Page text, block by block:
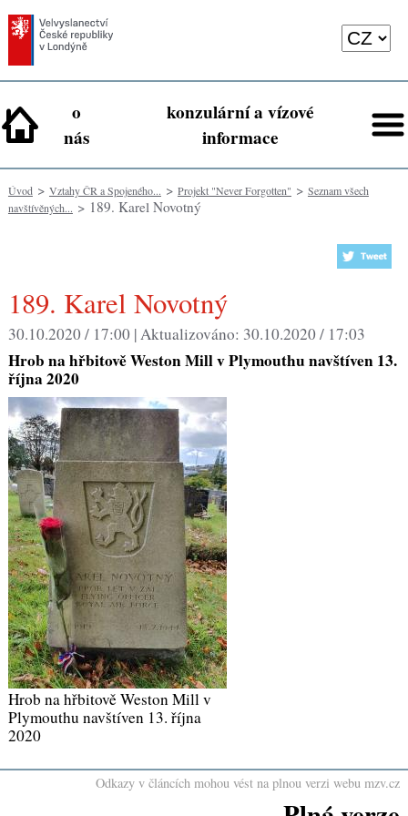
o
nás
konzulární a vízové
informace
Úvod> Vztahy ČR a Spojeného... > Projekt "Never Forgotten" > Seznam všech
navštívěných... > 189. Karel Novotný
189. Karel Novotný
30.10.2020 / 17:00 |Aktualizováno: 30.10.2020 / 17:03
Hrob na hřbitově Weston Mill v Plymouthu navštíven 13.
října 2020
Hrob na hřbitově Weston Mill v
Plymouthu navštíven 13. října
2020
Odkazy v článcích mohou vést na plnou verzi webu mzv.cz